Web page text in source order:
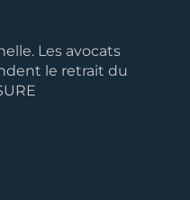
Les avocats
le retrait du